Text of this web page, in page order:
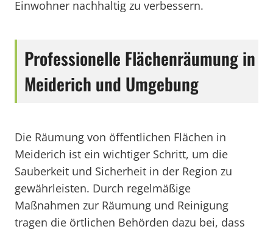
Einwohner nachhaltig zu verbessern.
Professionelle Flächenräumung in
Meiderich und Umgebung
Die Räumung von öffentlichen Flächen in
Meiderich ist ein wichtiger Schritt, um die
Sauberkeit und Sicherheit in der Region zu
gewährleisten. Durch regelmäßige
Maßnahmen zur Räumung und Reinigung
tragen die örtlichen Behörden dazu bei, dass